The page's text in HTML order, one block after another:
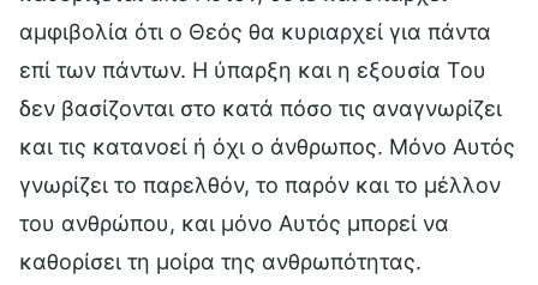
αμφιβολία ότι ο Θεός θα κυριαρχεί για πάντα
επί των πάντων. Η ύπαρξη και η εξουσία Του
δεν βασίζονται στο κατά πόσο τις αναγνωρίζει
και τις κατανοεί ή όχι ο άνθρωπος. Μόνο Αυτός
γνωρίζει το παρελθόν, το παρόν και το μέλλον
του ανθρώπου, και μόνο Αυτός μπορεί να
καθορίσει τη μοίρα της ανθρωπότητας.